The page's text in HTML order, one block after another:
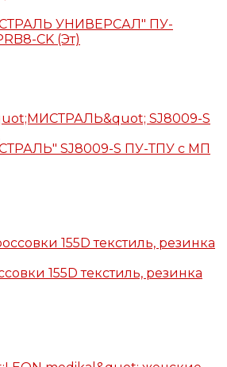
УНИВЕРСАЛ" ПУ-
CK (Эт)
SJ8009-S ПУ-ТПУ с МП
155D текстиль, резинка